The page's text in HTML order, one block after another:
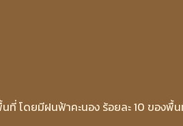
ที่ โดยมีฝนฟ้าคะนอง ร้อยละ 10 ของพื้